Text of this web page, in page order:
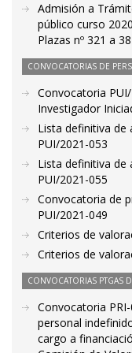
Admisión a
público curso
Plazas nº 321 a
CONVOCATORIAS DE
Convocatoria
Investigador
Lista definitiva de
PUI/2021-053
Lista definitiva de
PUI/2021-055
Convocatoria de
PUI/2021-049
Criterios de
Criterios de
CONVOCATORIAS PTGAS
Convocatoria
personal
cargo a